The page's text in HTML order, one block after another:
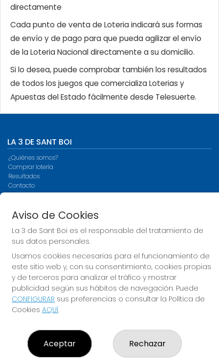
directamente
Cada punto de venta de Loteria indicará sus formas
de envío y de pago para que pueda agilizar el envío
de la Loteria Nacional directamente a su domicilio.
Si lo desea, puede comprobar también los resultados
de todos los juegos que comercializa Loterias y
Apuestas del Estado fácilmente desde Telesuerte.
LA 3 DE SANT BOI
¿Quiénes somos?
Comprar lotería
Resultados
Contacto
Empresas
Peñas
Registro
CONTACTO
ADMINISTRACION DE LOTERIAS Nº3-SANT BOI DE
LLOBREGAT - Receptor Oficial 15930
936614056
info@loteriasdesantboi.com
AVENIDA ONZE DE SETEMBRE, 49
(Barcelona) España
Aviso de Cookies
La 3 de Sant Boi es el responsable del tratamiento de
sus datos personales.
Usamos cookies necesarias para el funcionamiento de
este sitio web y, con su consentimiento, cookies propias
y de terceros para analizar el tráfico y mostrar
publicidad según sus hábitos de navegación. Puede
CONFIGURAR sus preferencias o consultar la Política de
Cookies AQUÍ.
Aceptar Rechazar